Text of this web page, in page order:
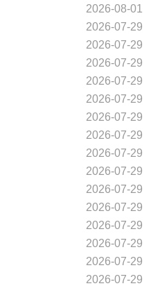
2026-08-01
2026-07-29
2026-07-29
2026-07-29
2026-07-29
2026-07-29
2026-07-29
2026-07-29
2026-07-29
2026-07-29
2026-07-29
2026-07-29
2026-07-29
2026-07-29
2026-07-29
2026-07-29